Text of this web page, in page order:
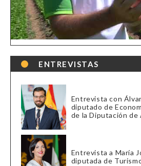
ENTREVISTAS
Entrevista con
diputado de
de la Diputación de
Entrevista a María
diputada de